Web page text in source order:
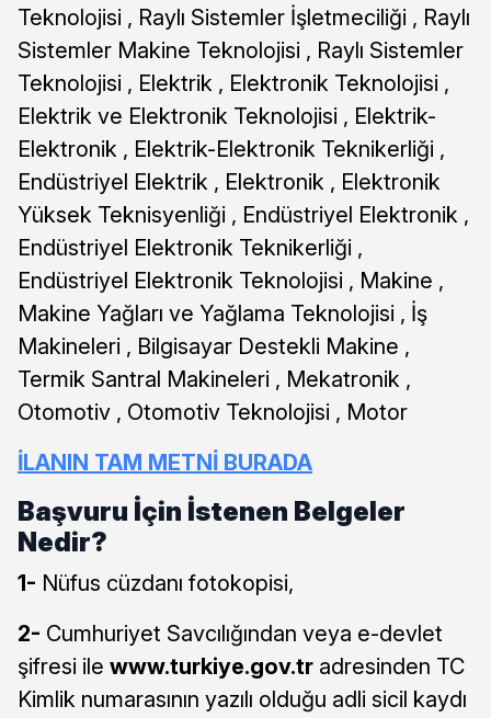
Teknolojisi , Raylı Sistemler İşletmeciliği , Raylı
Sistemler Makine Teknolojisi , Raylı Sistemler
Teknolojisi , Elektrik , Elektronik Teknolojisi ,
Elektrik ve Elektronik Teknolojisi , Elektrik-
Elektronik , Elektrik-Elektronik Teknikerliği ,
Endüstriyel Elektrik , Elektronik , Elektronik
Yüksek Teknisyenliği , Endüstriyel Elektronik ,
Endüstriyel Elektronik Teknikerliği ,
Endüstriyel Elektronik Teknolojisi , Makine ,
Makine Yağları ve Yağlama Teknolojisi , İş
Makineleri , Bilgisayar Destekli Makine ,
Termik Santral Makineleri , Mekatronik ,
Otomotiv , Otomotiv Teknolojisi , Motor
İLANIN TAM METNİ BURADA
Başvuru İçin İstenen Belgeler
Nedir?
1- Nüfus cüzdanı fotokopisi,
2- Cumhuriyet Savcılığından veya e-devlet
şifresi ile www.turkiye.gov.tr adresinden TC
Kimlik numarasının yazılı olduğu adli sicil kaydı